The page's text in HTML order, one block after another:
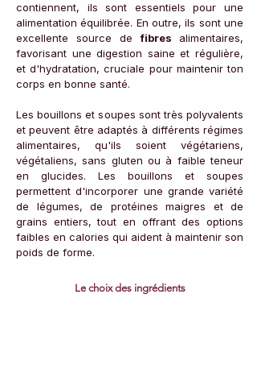
contiennent, ils sont essentiels pour une
alimentation équilibrée. En outre, ils sont une
excellente source de fibres alimentaires,
favorisant une digestion saine et régulière,
et d'hydratation, cruciale pour maintenir ton
corps en bonne santé.
Les bouillons et soupes sont très polyvalents
et peuvent être adaptés à différents régimes
alimentaires, qu'ils soient végétariens,
végétaliens, sans gluten ou à faible teneur
en glucides. Les bouillons et soupes
permettent d'incorporer une grande variété
de légumes, de protéines maigres et de
grains entiers, tout en offrant des options
faibles en calories qui aident à maintenir son
poids de forme.
Le choix des ingrédients